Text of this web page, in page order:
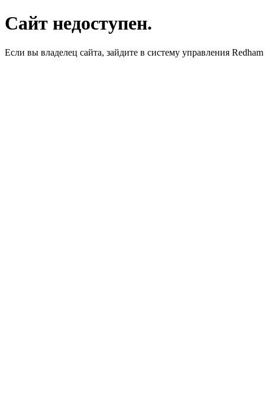
Сайт недоступен.
Если вы владелец сайта, зайдите в систему управления